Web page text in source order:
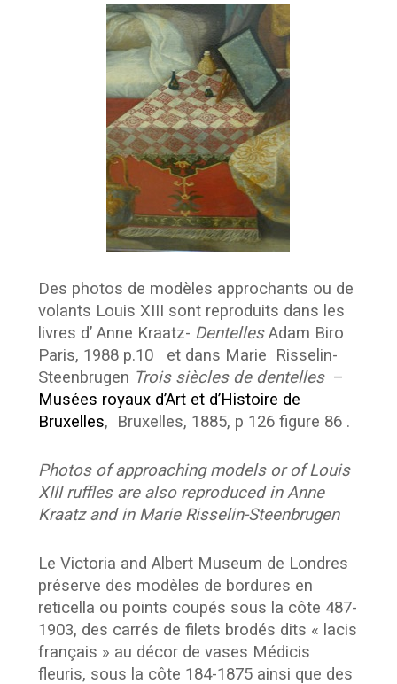
Des photos de modèles approchants ou de
volants Louis XIII sont reproduits dans les
livres d’ Anne Kraatz- DentellesAdam Biro
Paris, 1988 p.10 et dans Marie Risselin-
Steenbrugen Trois siècles de dentelles–
Musées royaux d’Art et d’Histoire de
Bruxelles, Bruxelles, 1885, p 126 figure 86 .
Photos of approaching models or of Louis
XIII ruffles are also reproduced in Anne
Kraatz and in Marie Risselin-Steenbrugen
Le Victoria and Albert Museum de Londres
préserve des modèles de bordures en
reticella ou points coupés sous la côte 487-
1903, des carrés de filets brodés dits « lacis
français » au décor de vases Médicis
fleuris, sous la côte 184-1875 ainsi que des